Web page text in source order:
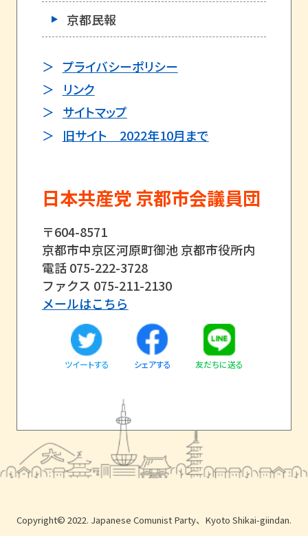
日本共産党 京都市会議員団
〒604-8571
京都市中京区河原町御池 京都市役所内
電話 075-222-3728
ファクス 075-211-2130
メールはこちら
ツイートする シェアする 友だちに送る
京都民報
プライバシーポリシー
リンク
サイトマップ
旧サイト 2022年10月まで
Copyright© 2022. Japanese Comunist Party、Kyoto Shikai-giindan.